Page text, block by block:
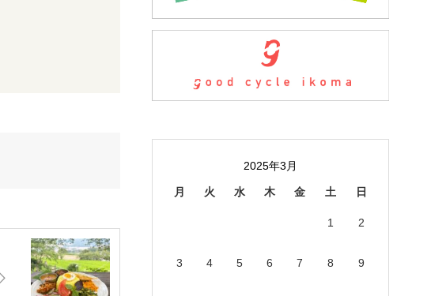
2025年3月
月 火 水 木 金 土 日
1 2
3 4 5 6 7 8 9